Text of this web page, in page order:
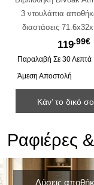
3 ντουλάπια
διαστάσεις
119.99€
Παραλαβή Σε 30 Λεπτά
Άμεση Αποστολή
Κάν’ το δικό
Ραφιέρες
Λύσεις